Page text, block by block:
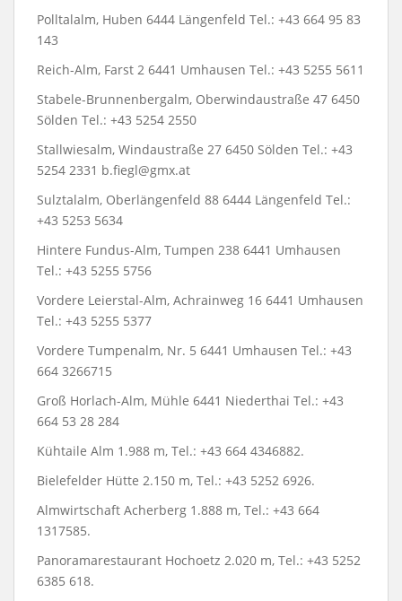
Polltalalm, Huben 6444 Längenfeld Tel.: +43 664 95 83
143
Reich-Alm, Farst 2 6441 Umhausen Tel.: +43 5255 5611
Stabele-Brunnenbergalm, Oberwindaustraße 47 6450
Sölden Tel.: +43 5254 2550
Stallwiesalm, Windaustraße 27 6450 Sölden Tel.: +43
5254 2331 b.fiegl@gmx.at
Sulztalalm, Oberlängenfeld 88 6444 Längenfeld Tel.:
+43 5253 5634
Hintere Fundus-Alm, Tumpen 238 6441 Umhausen
Tel.: +43 5255 5756
Vordere Leierstal-Alm, Achrainweg 16 6441 Umhausen
Tel.: +43 5255 5377
Vordere Tumpenalm, Nr. 5 6441 Umhausen Tel.: +43
664 3266715
Groß Horlach-Alm, Mühle 6441 Niederthai Tel.: +43
664 53 28 284
Kühtaile Alm 1.988 m, Tel.: +43 664 4346882.
Bielefelder Hütte 2.150 m, Tel.: +43 5252 6926.
Almwirtschaft Acherberg 1.888 m, Tel.: +43 664
1317585.
Panoramarestaurant Hochoetz 2.020 m, Tel.: +43 5252
6385 618.